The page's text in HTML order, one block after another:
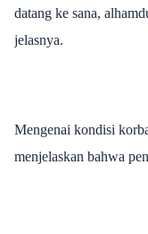
datang ke sana,
jelasnya.
Mengenai kondisi
menjelaskan bahwa